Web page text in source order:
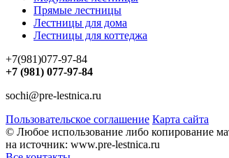
Прямые лестницы
Лестницы для дома
Лестницы для коттеджа
+7(981)077-97-84
+7 (981) 077-97-84
sochi@pre-lestnica.ru
Пользовательское соглашение Карта сайта
© Любое использование либо копирование
на источник: www.pre-lestnica.ru